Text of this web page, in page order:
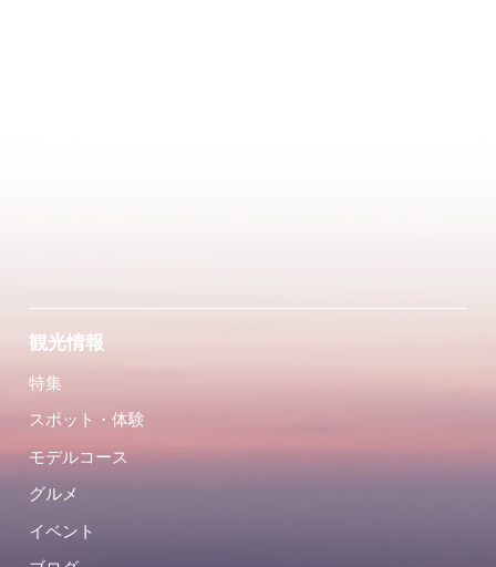
観光情報
特集
スポット・体験
モデルコース
グルメ
イベント